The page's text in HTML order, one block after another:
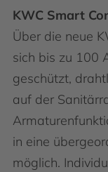
KWC Smart
Über die neue
sich bis zu 100
geschützt,
auf der
in eine
möglich.